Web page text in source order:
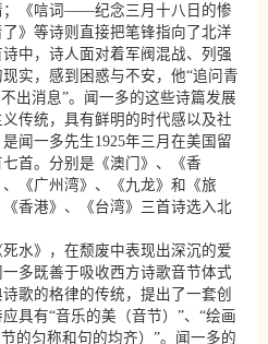
；《唁词——纪念三月十八日的惨
》等诗则直接把笔锋指向了北洋
中，诗人面对着军阀混战、列强
实，感到困惑与不安，他“追问青
出消息”。闻一多的这些诗篇发展
传统，具有鲜明的时代感以及社
闻一多先生1925年三月在美国留
首。分别是《澳门》、《香
《广州湾》、《九龙》和《旅
香港》、《台湾》三首诗选入北
水》，在颓废中表现出深沉的爱
多既善于吸收西方诗歌音节体式
歌的格律的传统，提出了一套创
具有“音乐的美（音节）”、“绘画
的匀称和句的均齐）”。闻一多的